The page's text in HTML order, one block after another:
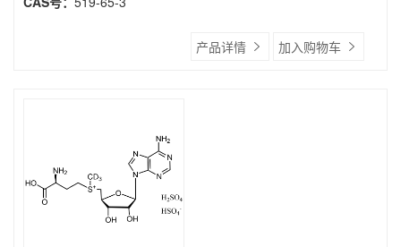
产品详情 加入购物车